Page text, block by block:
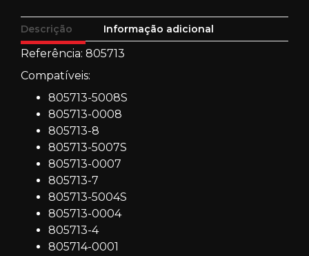
Descrição Informação adicional
Referência: 805713
Compatíveis:
805713-5008S
805713-0008
805713-8
805713-5007S
805713-0007
805713-7
805713-5004S
805713-0004
805713-4
805714-0001